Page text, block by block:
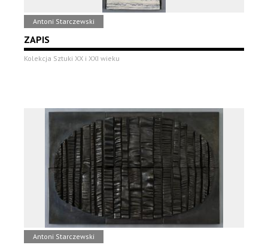
Antoni Starczewski
ZAPIS
Kolekcja Sztuki XX i XXI wieku
Antoni Starczewski